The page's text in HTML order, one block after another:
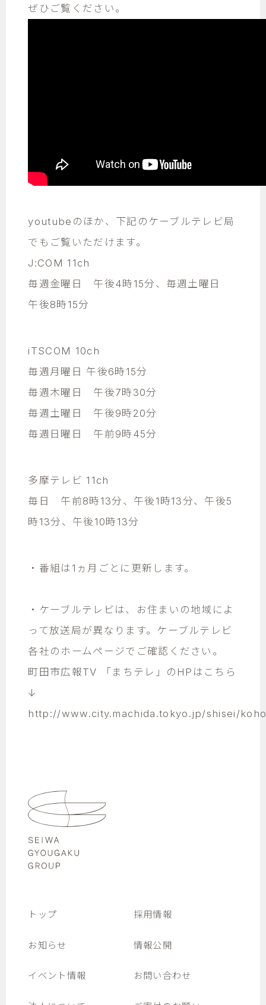
ぜひご覧ください。
youtubeのほか、下記のケーブルテレビ局
でもご覧いただけます。
J:COM 11ch
毎週金曜日 午後4時15分、毎週土曜日
午後8時15分
iTSCOM 10ch
毎週月曜日 午後6時15分
毎週木曜日 午後7時30分
毎週土曜日 午後9時20分
毎週日曜日 午前9時45分
多摩テレビ 11ch
毎日 午前8時13分、午後1時13分、午後5
時13分、午後10時13分
・番組は1ヵ月ごとに更新します。
・ケーブルテレビは、お住まいの地域によ
って放送局が異なります。ケーブルテレビ
各社のホームページでご確認ください。
町田市広報TV 「まちテレ」のHPはこちら
↓
http://www.city.machida.tokyo.jp/shisei/
トップ
お知らせ
イベント情報
採用情報
情報公開
お問い合わせ